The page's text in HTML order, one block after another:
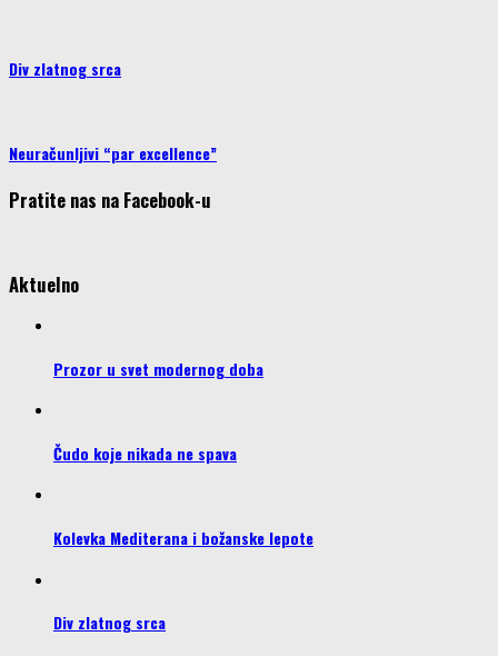
Div zlatnog srca
Neuračunljivi “par excellence”
Pratite nas na Facebook-u
Aktuelno
Prozor u svet modernog doba
Čudo koje nikada ne spava
Kolevka Mediterana i božanske lepote
Div zlatnog srca